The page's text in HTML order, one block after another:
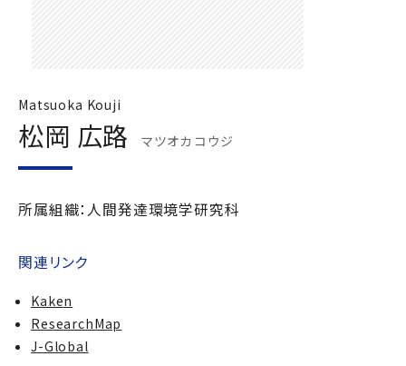
Matsuoka Kouji
松岡 広路 マツオカ コウジ
所属組織：人間発達環境学研究科
関連リンク
Kaken
ResearchMap
J-Global